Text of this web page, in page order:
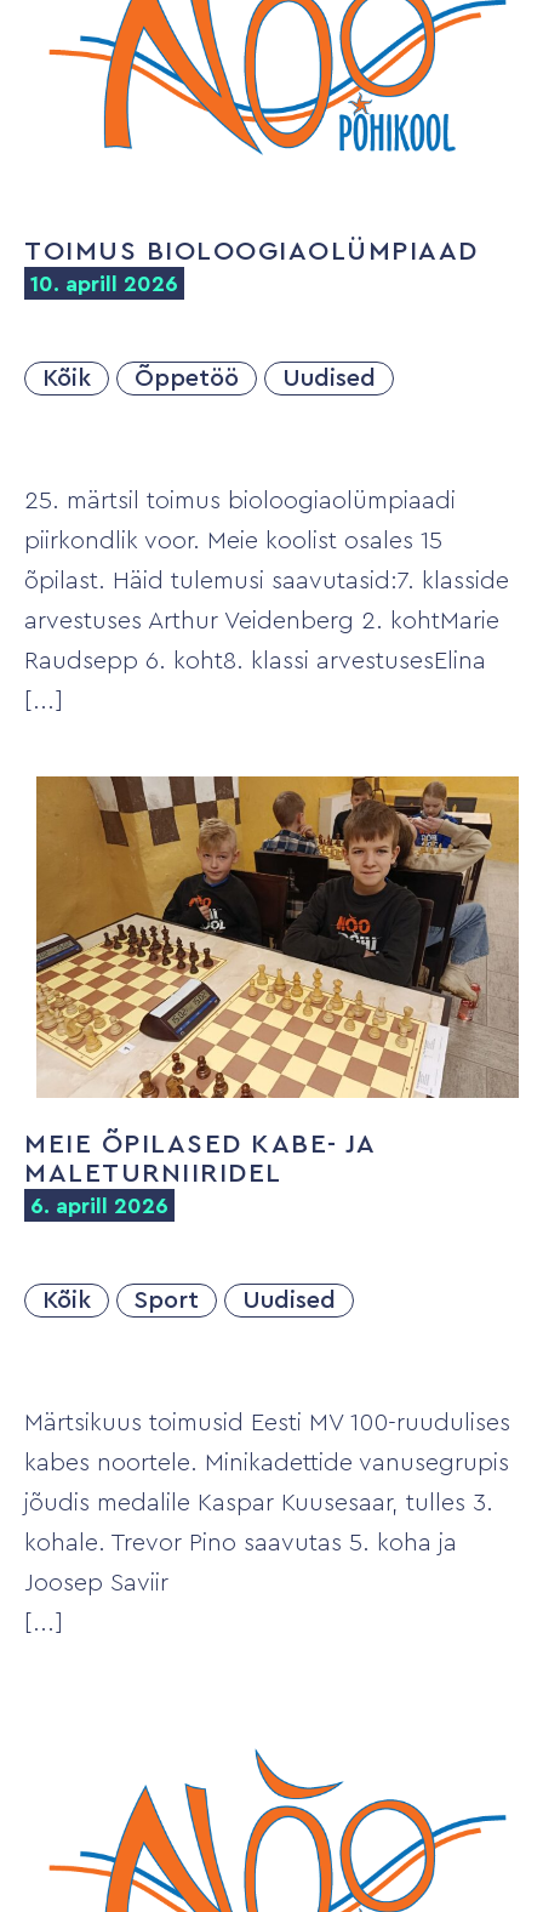
TOIMUS BIOLOOGIAOLÜMPIAAD
10. aprill 2026
Kõik Õppetöö Uudised
25. märtsil toimus bioloogiaolümpiaadi
piirkondlik voor. Meie koolist osales 15
õpilast. Häid tulemusi saavutasid:7. klasside
arvestuses Arthur Veidenberg 2. kohtMarie
Raudsepp 6. koht8. klassi arvestusesElina
MEIE ÕPILASED KABE- JA
MALETURNIIRIDEL
6. aprill 2026
Kõik Sport Uudised
Märtsikuus toimusid Eesti MV 100-ruudulises
kabes noortele. Minikadettide vanusegrupis
jõudis medalile Kaspar Kuusesaar, tulles 3.
kohale. Trevor Pino saavutas 5. koha ja
Joosep Saviir